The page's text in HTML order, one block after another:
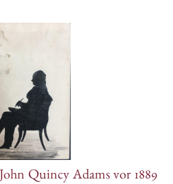
Quincy Adams vor 1889